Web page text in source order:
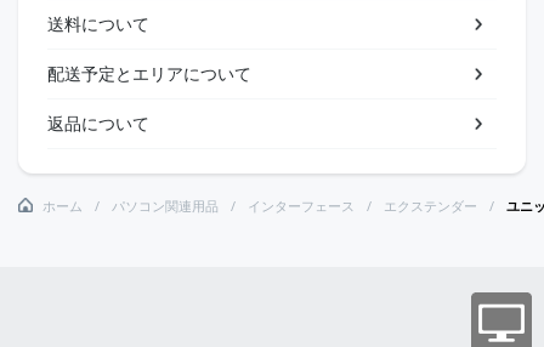
送料について
配送予定とエリアについて
返品について
ホーム パソコン関連用品 インターフェース エクステンダー ユニ